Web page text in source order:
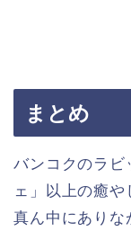
まとめ
バンコクのラビ
ェ」以上の癒
真ん中にありな